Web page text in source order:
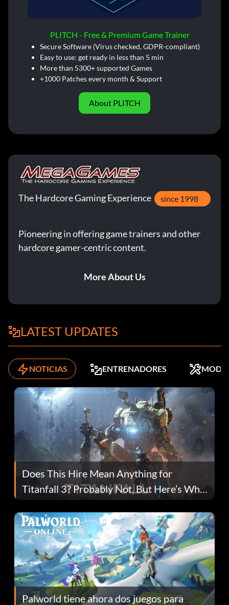
PLITCH - Free & Premium Game Trainer
Secure Software (Virus checked, GDPR-compliant)
Easy to use: get ready in less than 5 min
More than 5300+ supported Games
+1000 Patches every month & Support
About PLITCH
The Hardcore Gaming Experience since 1998
Pioneering in offering game trainers and other
hardcore gamer-centric content.
More About Us
LATEST UPDATES
NOTICIAS ENTRENADORES MODS
Does This Hire Mean Anything for
Titanfall 3? Probably Not, But Here’s Why
Fans Are Hopeful
Palworld tiene ahora dos juegos para